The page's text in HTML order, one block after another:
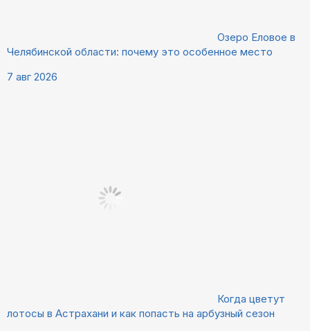
Озеро Еловое в
Челябинской области: почему это особенное место
7 авг 2026
Когда цветут
лотосы в Астрахани и как попасть на арбузный сезон